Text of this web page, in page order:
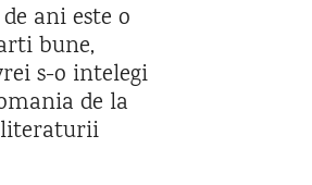
ani este o
bune,
s-o intelegi
de la
literaturii